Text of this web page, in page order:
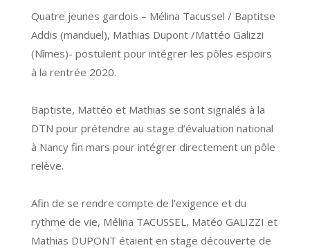
Quatre jeunes gardois – Mélina Tacussel / Baptitse
Addis (manduel), Mathias Dupont /Mattéo Galizzi
(Nîmes)- postulent pour intégrer les pôles espoirs
à la rentrée 2020.
Baptiste, Mattéo et Mathias se sont signalés à la
DTN pour prétendre au stage d’évaluation national
à Nancy fin mars pour intégrer directement un pôle
relève.
Afin de se rendre compte de l’exigence et du
rythme de vie, Mélina TACUSSEL, Matéo GALIZZI et
Mathias DUPONT étaient en stage découverte de